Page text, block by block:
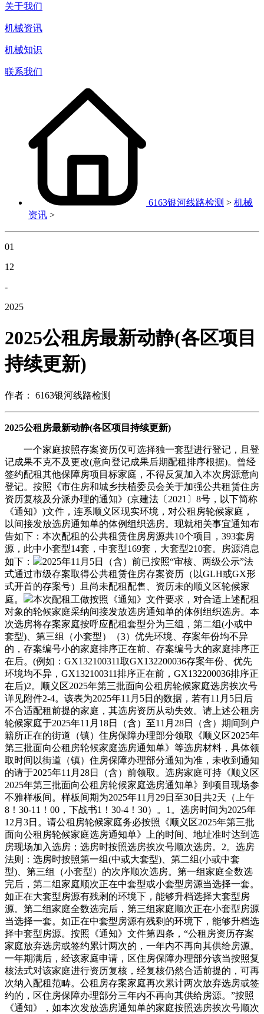
关于我们
机械资讯
机械知识
联系我们
6163银河线路检测 > 机械
资讯 >
01
12
-
2025
2025公租房最新动静(各区项目
持续更新)
作者： 6163银河线路检测
2025公租房最新动静(各区项目持续更新)
一个家庭按照存案资历仅可选择独一套型进行登记，且登
记成果不克不及更改(意向登记成果后期配租排序根据)。曾经
签约配租其他保障房项目标家庭，不得反复加入本次房源意向
登记。按照《市住房和城乡扶植委员会关于加强公共租赁住房
资历复核及分派办理的通知》(京建法〔2021〕8号，以下简称
《通知》)文件，连系顺义区现实环境，对公租房轮候家庭，
以间接发放选房通知单的体例组织选房。现就相关事宜通知布
告如下：本次配租的公共租赁住房房源共10个项目，393套房
源，此中小套型14套，中套型169套，大套型210套。房源消息
如下：
2025年11月5日（含）前已按照“审核、两级公示”法
式通过市级存案取得公共租赁住房存案资历（以GLH或GX形
式开首的存案号）且尚未配租配售、资历未的顺义区轮候家
庭。
本次配租工做按照《通知》文件要求，对合适上述配租
对象的轮候家庭采纳间接发放选房通知单的体例组织选房。本
次选房将存案家庭按呼应配租套型分为三组，第二组(小或中
套型)、第三组（小套型）（3）优先环境、存案年份均不异
的，存案编号小的家庭排序正在前、存案编号大的家庭排序正
在后。(例如：GX132100311取GX132200036存案年份、优先
环境均不异，GX132100311排序正在前，GX132200036排序正
在后)2。顺义区2025年第三批面向公租房轮候家庭选房挨次号
详见附件2-4。该表为2025年11月5日的数据，若有11月5日后
不合适配租前提的家庭，其选房资历从动失效。请上述公租房
轮候家庭于2025年11月18日（含）至11月28日（含）期间到户
籍所正在的街道（镇）住房保障办理部分领取《顺义区2025年
第三批面向公租房轮候家庭选房通知单》等选房材料，具体领
取时间以街道（镇）住房保障办理部分通知为准，未收到通知
的请于2025年11月28日（含）前领取。选房家庭可持《顺义区
2025年第三批面向公租房轮候家庭选房通知单》到项目现场参
不雅样板间。样板间期为2025年11月29日至30日共2天（上午
8！30-11！00，下战书1！30-4！30）。1。选房时间为2025年
12月3日。请公租房轮候家庭务必按照《顺义区2025年第三批
面向公租房轮候家庭选房通知单》上的时间、地址准时达到选
房现场加入选房；选房时按照选房挨次号顺次选房。2。选房
法则：选房时按照第一组(中或大套型)、第二组(小或中套
型)、第三组（小套型）的次序顺次选房。第一组家庭全数选
完后，第二组家庭顺次正在中套型或小套型房源当选择一套。
如正在大套型房源有残剩的环境下，能够升档选择大套型房
源。第二组家庭全数选完后，第三组家庭顺次正在小套型房源
当选择一套。如正在中套型房源有残剩的环境下，能够升档选
择中套型房源。按照《通知》文件第四条，“公租房资历存案
家庭放弃选房或签约累计两次的，一年内不再向其供给房源。
一年期满后，经该家庭申请，区住房保障办理部分该当按照复
核法式对该家庭进行资历复核，经复核仍然合适前提的，可再
次纳入配租范畴。公租房存案家庭再次累计两次放弃选房或签
约的，区住房保障办理部分三年内不再向其供给房源。”按照
《通知》，如本次发放选房通知单的家庭按照选房挨次号顺次